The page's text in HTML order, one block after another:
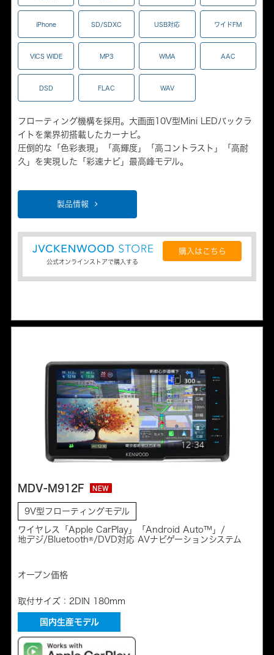
iPhone SD/SDXC USB対応 ワイドFM
VICS WIDE MP3 WMA AAC
DSD FLAC WAV
フローティング機構を採用。大画面10V型Mini LEDバックラ
イトを業界初搭載したカーナビ。
圧倒的な「色彩表現」「高輝度」「高コントラスト」「高耐
久」を実現した「彩速ナビ」最高峰モデル。
製品情報
公式オンラインストアで購入する
購入はこちら
MDV-M912F NEW
9V型フローティングモデル
ワイヤレス「Apple CarPlay」「Android Auto™」/
地デジ/Bluetooth®/DVD対応 AVナビゲーションシステム
オープン価格
取付サイズ：2DIN 180mm
国内生産モデル